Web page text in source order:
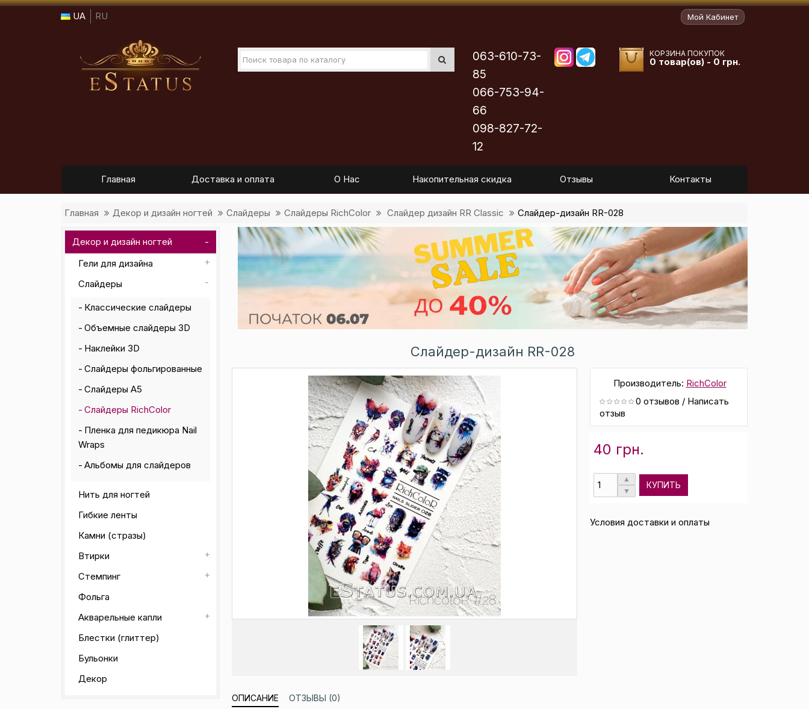
UA RU Мой Кабинет
063-610-73-
85
066-753-94-
66
098-827-72-
12
КОРЗИНА ПОКУПОК
0 товар(ов) - 0 грн.
Главная Доставка и оплата О Нас Накопительная скидка Отзывы Контакты
Главная Декор и дизайн ногтей Слайдеры Слайдеры RichColor Слайдер дизайн RR Classic Слайдер-дизайн RR-028
Декор и дизайн ногтей
Гели для дизайна
Слайдеры
Классические слайдеры
Объемные слайдеры 3D
Наклейки 3D
Слайдеры фольгированные
Слайдеры А5
Слайдеры RichColor
Пленка для педикюра Nail
Wraps
Альбомы для слайдеров
Нить для ногтей
Гибкие ленты
Камни (стразы)
Втирки
Стемпинг
Фольга
Акварельные капли
Блестки (глиттер)
Бульонки
Декор
Слайдер-дизайн RR-028
ОПИСАНИЕ ОТЗЫВЫ (0)
Производитель: RichColor
0 отзывов / Написать
отзыв
40 грн.
КУПИТЬ
Условия доставки и оплаты